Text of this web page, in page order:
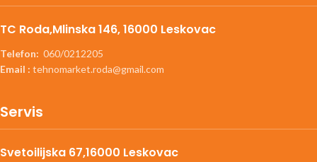
TC Roda,Mlinska 146, 16000 Leskovac
Telefon: 060/0212205
Email : tehnomarket.roda@gmail.com
Servis
Svetoilijska 67,16000 Leskovac